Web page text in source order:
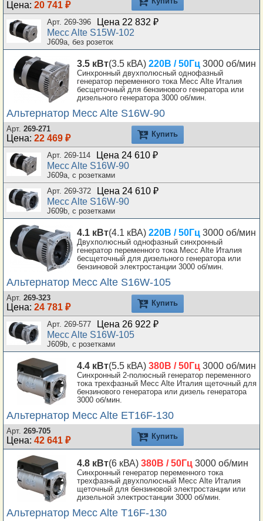
Цена: 20 741 ₽
Арт. 269-396
Цена 22 832 ₽
Mecc Alte S15W-102
J609a, без розеток
3.5 кВт(3.5 кВА) 220В / 50Гц 3000 об/мин
Синхронный двухполюсный однофазный
генератор переменного тока Mecc Alte Италия
бесщеточный для бензинового генератора или
дизельного генератора 3000 об/мин.
Альтернатор Mecc Alte S16W-90
Арт. 269-271
Цена: 22 469 ₽ Купить
Арт. 269-114
Цена 24 610 ₽
Mecc Alte S16W-90
J609a, с розетками
Арт. 269-372
Цена 24 610 ₽
Mecc Alte S16W-90
J609b, с розетками
4.1 кВт(4.1 кВА) 220В / 50Гц 3000 об/мин
Двухполюсный однофазный синхронный
генератор переменного тока Mecc Alte Италия
бесщеточный для дизельного генератора или
бензиновой электростанции 3000 об/мин.
Альтернатор Mecc Alte S16W-105
Арт. 269-323
Цена: 24 781 ₽ Купить
Арт. 269-577
Цена 26 922 ₽
Mecc Alte S16W-105
J609b, с розетками
4.4 кВт(5.5 кВА) 380В / 50Гц 3000 об/мин
Синхронный 2-полюсный генератор переменного
тока трехфазный Mecc Alte Италия щеточный для
бензинового генератора или дизель генератора
3000 об/мин.
Альтернатор Mecc Alte ET16F-130
Арт. 269-705
Цена: 42 641 ₽ Купить
4.8 кВт(6 кВА) 380В / 50Гц 3000 об/мин
Синхронный генератор переменного тока
трехфазный двухполюсный Mecc Alte Италия
щеточный для бензиновой электростанции или
дизельной электростанции 3000 об/мин.
Альтернатор Mecc Alte T16F-130